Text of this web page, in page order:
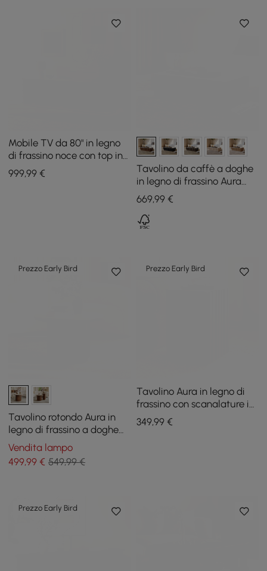
Mobile TV da 80" in legno
di frassino noce con top in
pietra sinterizzata, cassetti
e LED
999,99 €
Tavolino da caffè a doghe
in legno di frassino Aura
1200 mm con piano in
pietra sinterizzata
669,99€
Prezzo Early Bird
Tavolino rotondo Aura in
legno di frassino a doghe
con piano in pietra
sinterizzata
Vendita lampo
499,99 € 549,99 €
Prezzo Early Bird
Tavolino Aura in legno di
frassino con scanalature in
noce e piano in pietra
sinterizzata
349,99€
Prezzo Early Bird